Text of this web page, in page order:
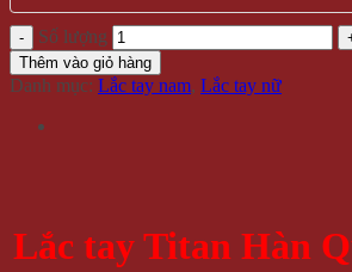
Số lượng
Thêm vào giỏ hàng
Danh mục: Lắc tay nam, Lắc tay nữ
Lắc tay Titan Hàn